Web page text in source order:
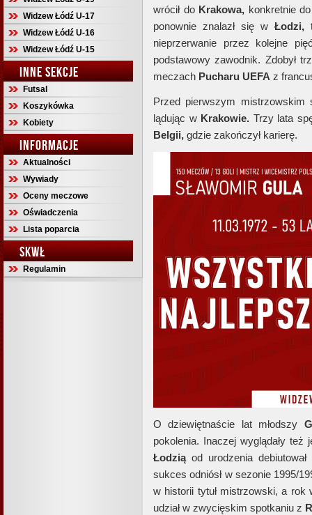
Widzew Łódź U-17
Widzew Łódź U-16
Widzew Łódź U-15
INNE SEKCJE
Futsal
Koszykówka
Kobiety
INFORMACJE
Aktualności
Wywiady
Oceny meczowe
Oświadczenia
Lista poparcia
SKWŁ
Regulamin
wrócił do Krakowa, konkretnie
ponownie znalazł się w Łodzi,
nieprzerwanie przez kolejne
podstawowy zawodnik. Zdobył
meczach Pucharu UEFA z
Przed pierwszym mistrzowskim
lądując w Krakowie. Trzy lata
Belgii, gdzie zakończył karierę.
O dziewiętnaście lat młodszy
pokolenia. Inaczej wyglądały
Łodziąod urodzenia
sukces odniósł w sezonie 1995/
w historii tytuł mistrzowski, a rok
udział w zwycięskim spotkaniu z